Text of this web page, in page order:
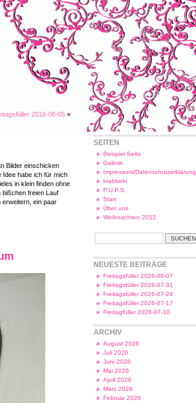
2016-08-05 »
Bilder einschicken
Idee habe ich für mich
in klein finden ohne
bißchen freien Lauf
erweitern, ein paar
SEITEN
Beispiel-Seite
Galerie
Impressum/Datenschutzerklärung
krabbeln
P.U.P.S.
Start
Über uns
Weihnachten 2012
NEUESTE BEITRÄGE
Freitagsfüller 2026-08-07
Freitagsfüller 2026-07-31
Freitagsfüller 2026-07-24
Freitagsfüller 2026-07-17
Freitagfüller 2026-07-10
ARCHIV
August 2026
Juli 2026
Juni 2026
Mai 2026
April 2026
März 2026
Februar 2026